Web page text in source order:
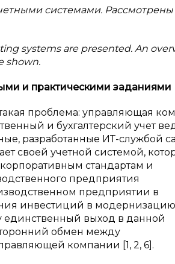
системами. Рассмотрены
systems are presented. An
shown.
и практическими заданиями
проблема: управляющая
и бухгалтерский учет
разработанные ИТ-службой
своей учетной системой,
стандартам и
предприятия
предприятии в
инвестиций в
единственный выход в данной
обмен между
компании [1, 2, 6].